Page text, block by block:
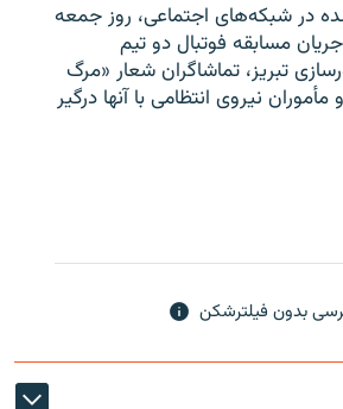
در شبکه‌های اجتماعی، روز جمعه
مسابقه فوتبال دو تیم
تبریز، تماشاگران شعار «مرگ
نیروی انتظامی با آنها درگیر
بدون فیلترشکن